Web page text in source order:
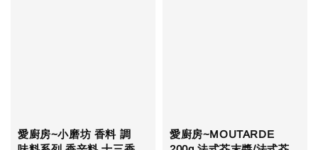
愛廚房~小磨坊 香料 調
愛廚房~MOUTARDE